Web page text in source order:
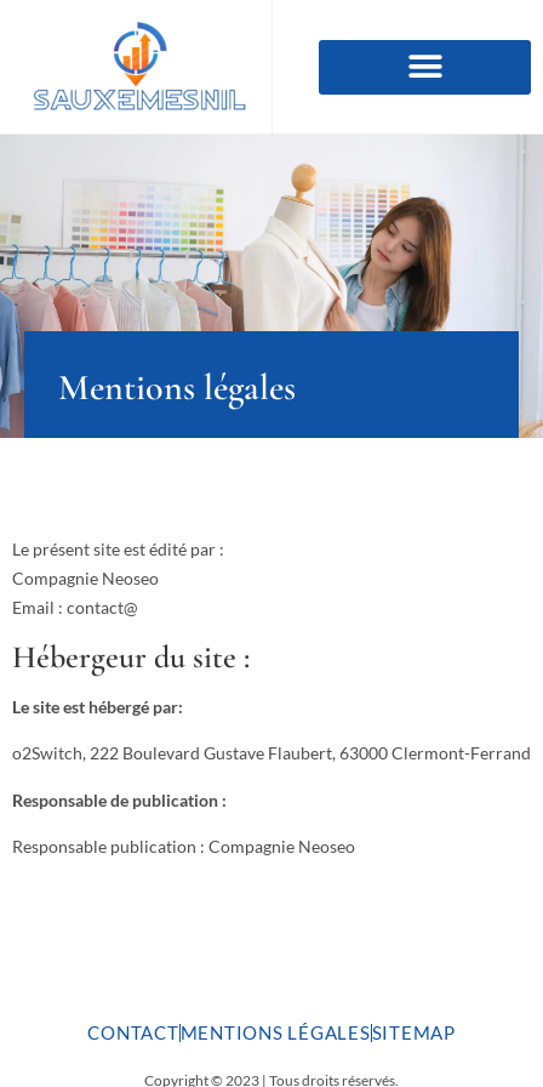
Mentions légales
Le présent site est édité par :
Compagnie Neoseo
Email : contact@
Hébergeur du site :
Le site est hébergé par:
o2Switch, 222 Boulevard Gustave Flaubert, 63000 Clermont-Ferrand
Responsable de publication :
Responsable publication : Compagnie Neoseo
CONTACTMENTIONS LÉGALESSITEMAP
Copyright © 2023 | Tous droits réservés.